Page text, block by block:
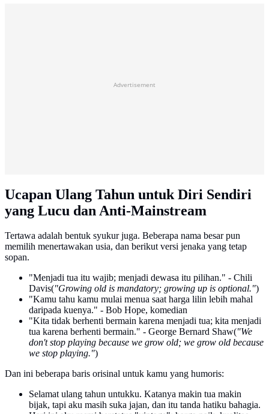
Advertisement
Ucapan Ulang Tahun untuk Diri Sendiri
yang Lucu dan Anti-Mainstream
Tertawa adalah bentuk syukur juga. Beberapa nama besar pun
memilih menertawakan usia, dan berikut versi jenaka yang tetap
sopan.
"Menjadi tua itu wajib; menjadi dewasa itu pilihan." - Chili
Davis("Growing old is mandatory; growing up is optional.")
"Kamu tahu kamu mulai menua saat harga lilin lebih mahal
daripada kuenya." - Bob Hope, komedian
"Kita tidak berhenti bermain karena menjadi tua; kita menjadi
tua karena berhenti bermain." - George Bernard Shaw("We
don't stop playing because we grow old; we grow old because
we stop playing.")
Dan ini beberapa baris orisinal untuk kamu yang humoris:
Selamat ulang tahun untukku. Katanya makin tua makin
bijak, tapi aku masih suka jajan, dan itu tanda hatiku bahagia.